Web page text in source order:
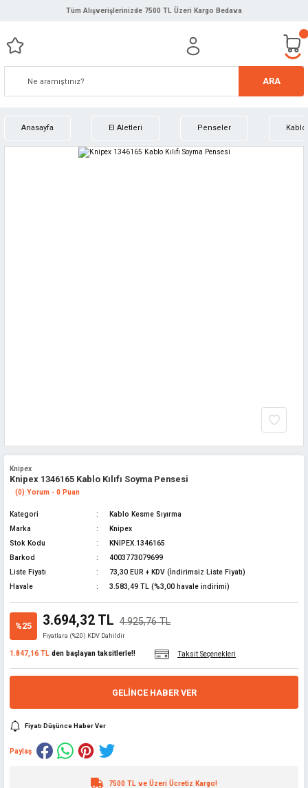
Tüm Alışverişlerinizde 7500 TL Üzeri Kargo Bedava
ARA
Anasayfa El Aletleri Penseler Kablo
Knipex
Knipex 1346165 Kablo Kılıfı Soyma Pensesi
(0) Yorum - 0 Puan
Kategori
Kablo Kesme Sıyırma
Marka
Knipex
Stok Kodu
KNIPEX.1346165
Barkod
4003773079699
Liste Fiyatı
73,30 EUR + KDV (İndirimsiz Liste Fiyatı)
Havale
3.583,49 TL (%3,00 havale indirimi)
%25 3.694,32 TL 4.925,76 TL
Fiyatlara (%20) KDV Dahildir
1.847,16 TL den başlayan taksitlerle!! Taksit Seçenekleri
GELINCE HABER VER
Fiyatı Düşünce Haber Ver
Paylaş
7500 TL ve Üzeri Ücretiz Kargo!